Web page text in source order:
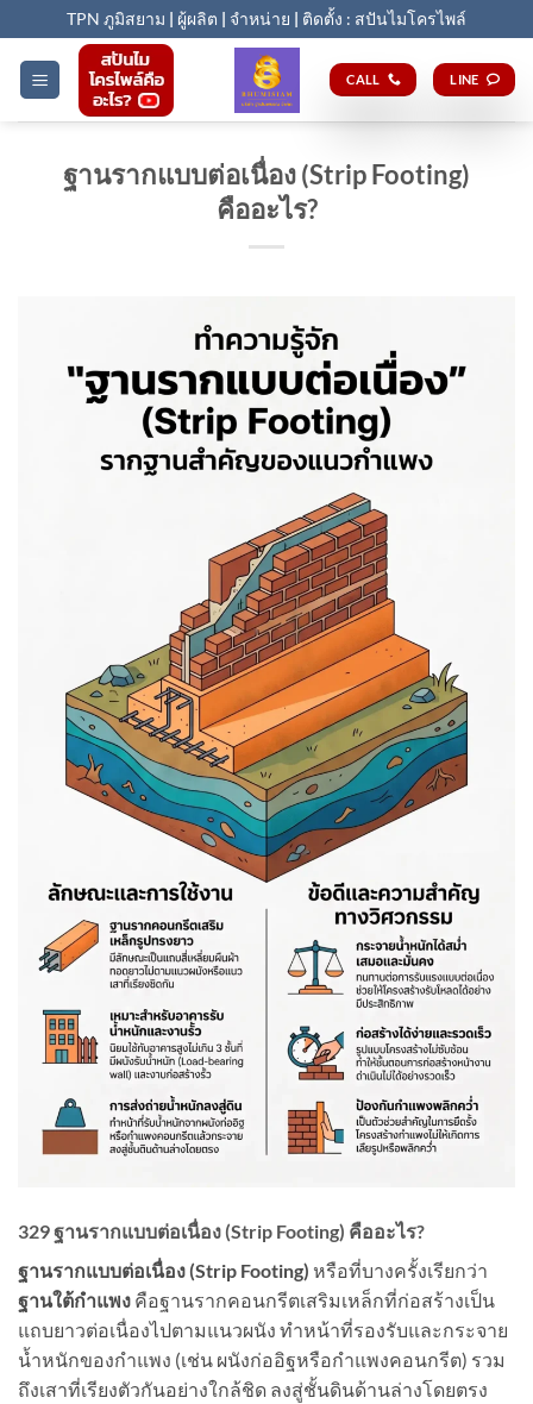
to
content
TPN ภูมิสยาม | ผู้ผลิต | จำหน่าย | ติดตั้ง : สปันไมโครไพล์
CALL LINE
ฐานรากแบบต่อเนื่อง (Strip Footing)
คืออะไร?
329 ฐานรากแบบต่อเนื่อง (Strip Footing) คืออะไร?
ฐานรากแบบต่อเนื่อง (Strip Footing) หรือที่บางครั้งเรียกว่า
ฐานใต้กำแพง คือฐานรากคอนกรีตเสริมเหล็กที่ก่อสร้างเป็น
แถบยาวต่อเนื่องไปตามแนวผนัง ทำหน้าที่รองรับและกระจาย
น้ำหนักของกำแพง (เช่น ผนังก่ออิฐหรือกำแพงคอนกรีต) รวม
ถึงเสาที่เรียงตัวกันอย่างใกล้ชิด ลงสู่ชั้นดินด้านล่างโดยตรง